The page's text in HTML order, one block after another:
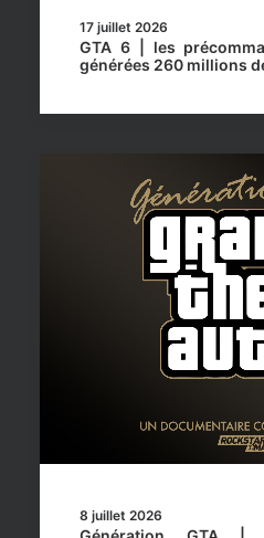
17 juillet 2026
GTA 6 | les
générées 260 millions
8 juillet 2026